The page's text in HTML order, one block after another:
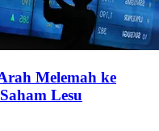
Melemah ke
Lesu